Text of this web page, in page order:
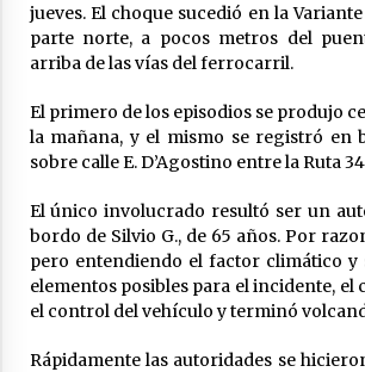
05/08/2026
Ceres: dictaron prisión
04/08/2026
Arrufó fue sede de una
Capacita»
04/08/2026
El CER N° 363 de Hersilia
FANI para equipamiento en
inversiones educativas
04/08/2026
jueves. El choque sucedió en la
parte norte, a pocos metros del
arriba de las vías del ferrocarril.
El primero de los episodios se produjo
la mañana, y el mismo se registró en
sobre calle E. D’Agostino entre la Ruta
El único involucrado resultó ser un
bordo de Silvio G., de 65 años. Por
pero entendiendo el factor climático
elementos posibles para el incidente,
el control del vehículo y terminó
Rápidamente las autoridades se